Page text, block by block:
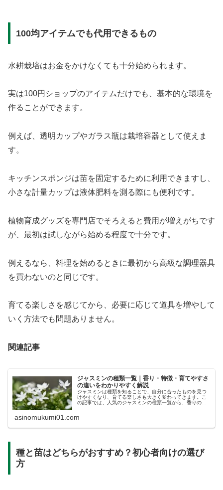
100均アイテムでも代用できるもの
水耕栽培はお金をかけなくても十分始められます。
実は100円ショップのアイテムだけでも、基本的な環境を
作ることができます。
例えば、透明カップやガラス瓶は栽培容器として使えま
す。
キッチンスポンジは苗を固定するために利用できますし、
小さな計量カップは液体肥料を測る際にも便利です。
植物育成グッズを専門店でそろえると費用が増えがちです
が、最初は試しながら始める程度で十分です。
例えるなら、料理を始めるときに最初から高級な調理器具
を買わないのと同じです。
育てる楽しさを感じてから、必要に応じて道具を増やして
いく方法でも問題ありません。
関連記事
ジャスミンの種類一覧｜香り・特徴・育てやすさ
の違いをわかりやすく解説
ジャスミンは種類を知ることで、自分に合ったものを見つ
けやすくなり、育てる楽しさも大きく変わってきます。こ
の記事では、人気のジャスミンの種類一覧から、香りの違
asinomukumi01.com
種と苗はどちらがおすすめ？初心者向けの選び
方